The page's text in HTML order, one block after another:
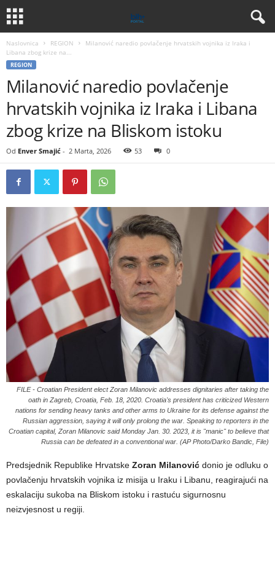
Naslovnica REGION
Milanović naredio povlačenje hrvatskih vojnika iz Iraka i
Libana zbog krize na...
REGION
Milanović naredio povlačenje
hrvatskih vojnika iz Iraka i Libana
zbog krize na Bliskom istoku
Od Enver Smajić - 2 Marta, 2026 53 0
FILE - Croatian President elect Zoran Milanovic addresses dignitaries after taking the
oath in Zagreb, Croatia, Feb. 18, 2020. Croatia's president has criticized Western
nations for sending heavy tanks and other arms to Ukraine for its defense against the
Russian aggression, saying it will only prolong the war. Speaking to reporters in the
Croatian capital, Zoran Milanovic said Monday Jan. 30. 2023, it is "manic" to believe that
Russia can be defeated in a conventional war. (AP Photo/Darko Bandic, File)
Predsjednik Republike Hrvatske Zoran Milanović donio je odluku o
povlačenju hrvatskih vojnika iz misija u Iraku i Libanu, reagirajući na
eskalaciju sukoba na Bliskom istoku i rastuću sigurnosnu
neizvjesnost u regiji.